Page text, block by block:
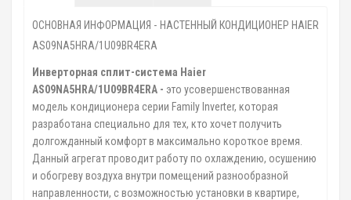
ОСНОВНАЯ ИНФОРМАЦИЯ - НАСТЕННЫЙ КОНДИЦИОНЕР HAIER
AS09NA5HRA/1U09BR4ERA
Инверторная сплит-система Haier
AS09NA5HRA/1U09BR4ERA - это усовершенствованная
модель кондиционера серии Family Inverter, которая
разработана специально для тех, кто хочет получить
долгожданный комфорт в максимально короткое время.
Данный агрегат проводит работу по охлаждению, осушению
и обогреву воздуха внутри помещений разнообразной
направленности, с возможностью установки в квартире,